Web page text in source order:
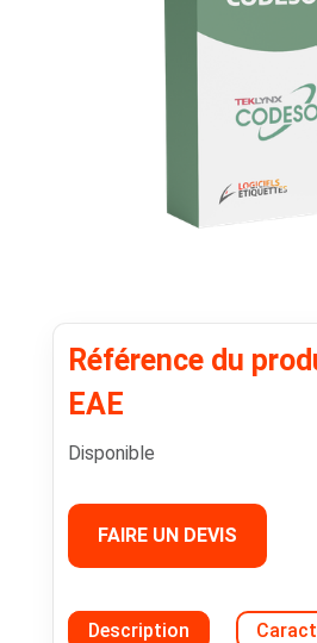
Référence du
EAE
Disponible
FAIRE UN DEVIS
Description